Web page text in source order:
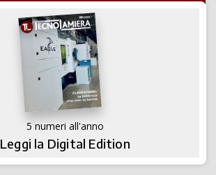
5 numeri all'anno
Leggi la Digital Edition